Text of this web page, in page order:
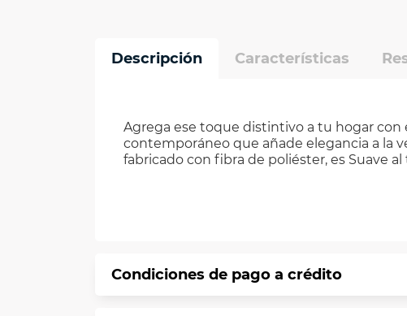
Descripción Características
Agrega ese toque distintivo a tu hogar
contemporáneo que añade elegancia a la
fabricado con fibra de poliéster, es Suave
Condiciones de pago a crédito